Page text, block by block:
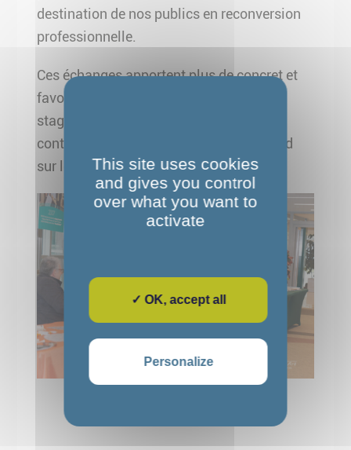
destination de nos publics en reconversion
professionnelle.
Ces échanges apportent plus de concret et
favorisent le retour à l’emploi de nos
stagiaires ; dans le même temps, ils
contribuent aussi à faire évoluer le regard
sur les représentations du handicap.
This site uses cookies
and gives you control
over what you want to
activate
✓ OK, accept all
Personalize